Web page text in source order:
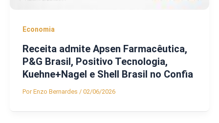
Economia
Receita admite Apsen Farmacêutica,
P&G Brasil, Positivo Tecnologia,
Kuehne+Nagel e Shell Brasil no Confia
PorEnzo Bernardes / 02/06/2026